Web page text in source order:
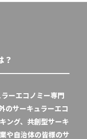
？
ーエコノミー専門
のサーキュラーエコ
ング、共創型サーキ
や自治体の皆様のサ